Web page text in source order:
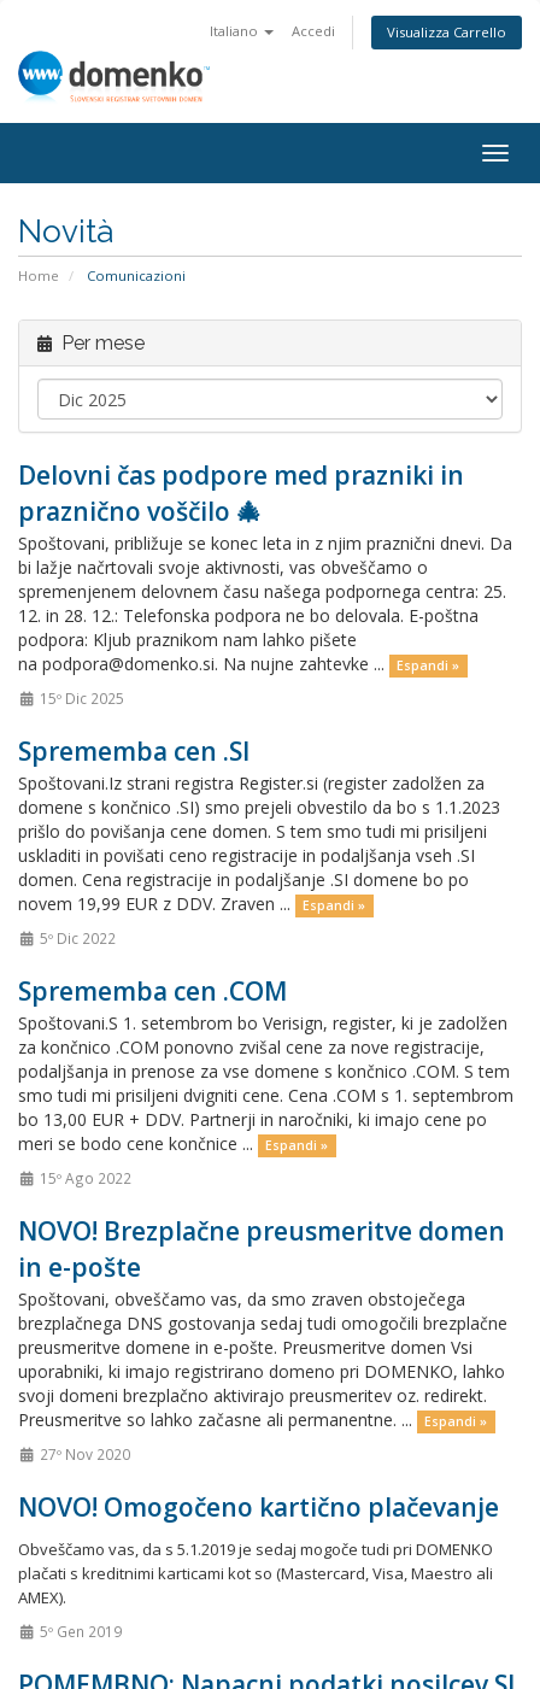
Italiano Accedi Visualizza Carrello
Novità
Home Comunicazioni
Per mese
Delovni čas podpore med prazniki in
praznično voščilo 🎄
Spoštovani, približuje se konec leta in z njim praznični dnevi. Da
bi lažje načrtovali svoje aktivnosti, vas obveščamo o
spremenjenem delovnem času našega podpornega centra: 25.
12. in 28. 12.: Telefonska podpora ne bo delovala. E-poštna
podpora: Kljub praznikom nam lahko pišete
na podpora@domenko.si. Na nujne zahtevke ...
Espandi »
15º Dic 2025
Sprememba cen .SI
Spoštovani.Iz strani registra Register.si (register zadolžen za
domene s končnico .SI) smo prejeli obvestilo da bo s 1.1.2023
prišlo do povišanja cene domen. S tem smo tudi mi prisiljeni
uskladiti in povišati ceno registracije in podaljšanja vseh .SI
domen. Cena registracije in podaljšanje .SI domene bo po
novem 19,99 EUR z DDV. Zraven ...
Espandi »
5º Dic 2022
Sprememba cen .COM
Spoštovani.S 1. setembrom bo Verisign, register, ki je zadolžen
za končnico .COM ponovno zvišal cene za nove registracije,
podaljšanja in prenose za vse domene s končnico .COM. S tem
smo tudi mi prisiljeni dvigniti cene. Cena .COM s 1. septembrom
bo 13,00 EUR + DDV. Partnerji in naročniki, ki imajo cene po
meri se bodo cene končnice ...
Espandi »
15º Ago 2022
NOVO! Brezplačne preusmeritve domen
in e-pošte
Spoštovani, obveščamo vas, da smo zraven obstoječega
brezplačnega DNS gostovanja sedaj tudi omogočili brezplačne
preusmeritve domene in e-pošte. Preusmeritve domen Vsi
uporabniki, ki imajo registrirano domeno pri DOMENKO, lahko
svoji domeni brezplačno aktivirajo preusmeritev oz. redirekt.
Preusmeritve so lahko začasne ali permanentne. ...
Espandi »
27º Nov 2020
NOVO! Omogočeno kartično plačevanje
Obveščamo vas, da s 5.1.2019 je sedaj mogoče tudi pri DOMENKO
plačati s kreditnimi karticami kot so (Mastercard, Visa, Maestro ali
AMEX).
5º Gen 2019